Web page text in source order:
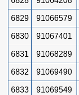
6829 91066579
6830 91067401
6831 91068289
6832 91069490
6833 91069549